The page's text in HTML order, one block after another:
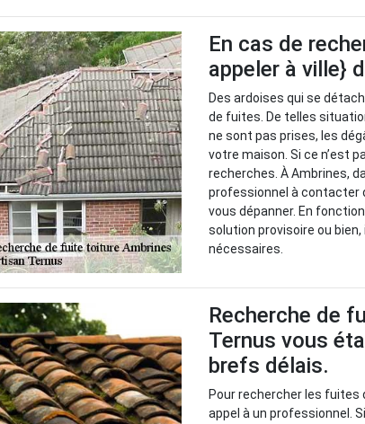
En cas de
appeler à ville}
Des ardoises qui se
de fuites. De telles
ne sont pas prises, les
votre maison. Si ce n’est
recherches. À Ambrines,
professionnel à contacter
vous dépanner. En
solution provisoire ou
nécessaires.
Recherche de
Ternus vous
brefs délais.
Pour rechercher les
appel à un professionnel.